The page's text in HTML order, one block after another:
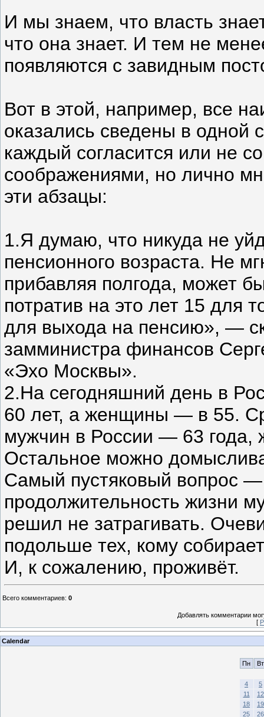
И мы знаем, что власть
что она знает. И тем не
появляются с завидным
Вот в этой, например, все
оказались сведены в одной
каждый согласится или не
соображениями, но лично
эти абзацы:
1.Я думаю, что никуда не
пенсионного возраста. Не
прибавляя полгода, может
потратив на это лет 15 для
для выхода на пенсию», —
замминистра финансов
«Эхо Москвы».
2.На сегодняшний день в
60 лет, а женщины — в 55.
мужчин в России — 63
Остальное можно
Самый пустяковый вопрос
продолжительность жизни
решил не затрагивать.
подольше тех, кому
И, к сожалению, проживёт.
Всего комментариев: 0
Добавлять комментарии
[
Calendar
Пн Вт
4
5
11
12
18
19
25
26